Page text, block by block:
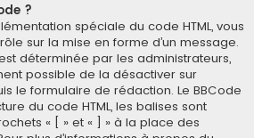
?
spéciale du code HTML, vous
sur la mise en forme d’un message.
déterminée par les administrateurs,
possible de la désactiver sur
le formulaire de rédaction. Le BBCode
du code HTML, les balises sont
« [ » et « ] » à la place des